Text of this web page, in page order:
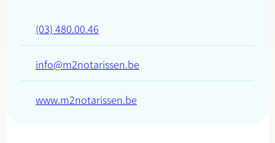
(03) 480.00.46
info@m2notarissen.be
www.m2notarissen.be